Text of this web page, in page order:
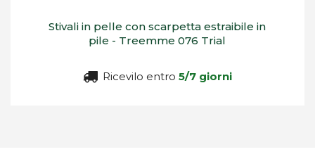
Stivali in pelle con scarpetta estraibile in
pile - Treemme 076 Trial
Ricevilo entro 5/7 giorni